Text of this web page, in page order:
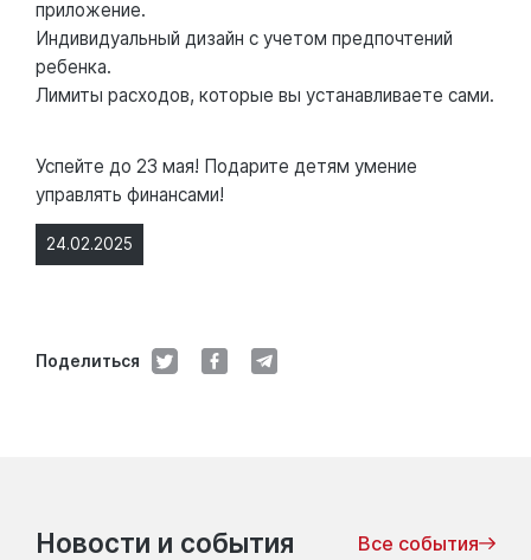
24.02.2025
Поделиться
приложение.
Индивидуальный дизайн с учетом предпочтений
ребенка.
Лимиты расходов, которые вы устанавливаете сами.
Успейте до 23 мая! Подарите детям умение
управлять финансами!
Новости и события Все события